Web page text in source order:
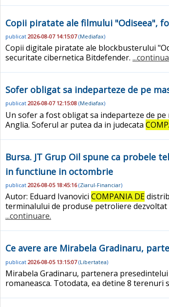
Copii piratate ale filmului "Odiseea",
publicat 2026-08-07 14:15:07(Mediafax)
Copii digitale piratate ale blockbusterului
securitate cibernetica Bitdefender.
Sofer obligat sa indeparteze de pe
publicat 2026-08-07 12:15:08 (Mediafax)
Un sofer a fost obligat sa indeparteze de
Anglia. Soferul ar putea da in judecata
Bursa. JT Grup Oil spune ca probele
in functiune in octombrie
publicat 2026-08-05 18:45:16(Ziarul-Financiar)
Autor: Eduard Ivanovici COMPANIA DE
terminalului de produse petroliere
...continuare.
Ce avere are Mirabela Gradinaru,
publicat 2026-08-05 13:15:07(Libertatea)
Mirabela Gradinaru, partenera
romaneasca. Totodata, ea detine 8